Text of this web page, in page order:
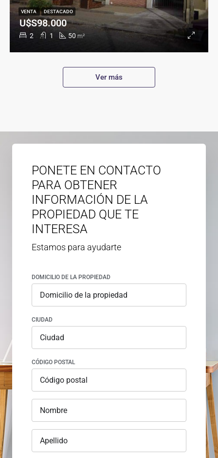
2 1 50 m²
U$S98.000
VENTA DESTACADO
Ver más
PONETE EN CONTACTO
PARA OBTENER
INFORMACIÓN DE LA
PROPIEDAD QUE TE
INTERESA
Estamos para ayudarte
DOMICILIO DE LA PROPIEDAD
CIUDAD
CÓDIGO POSTAL